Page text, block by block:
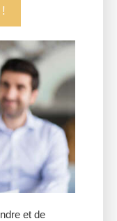
et de